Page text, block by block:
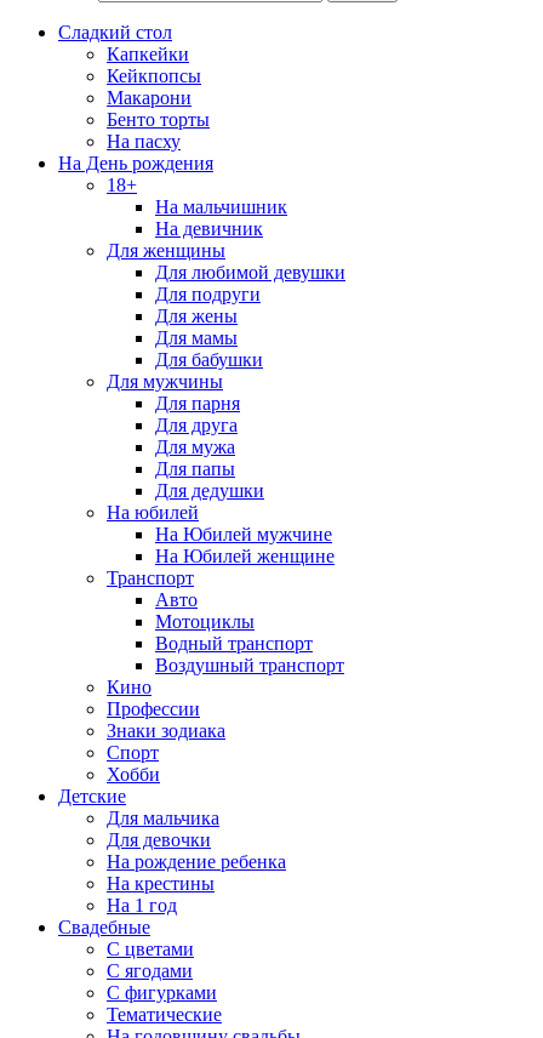
Сладкий стол
Капкейки
Кейкпопсы
Макарони
Бенто торты
На пасху
На День рождения
18+
На мальчишник
На девичник
Для женщины
Для любимой девушки
Для подруги
Для жены
Для мамы
Для бабушки
Для мужчины
Для парня
Для друга
Для мужа
Для папы
Для дедушки
На юбилей
На Юбилей мужчине
На Юбилей женщине
Транспорт
Авто
Мотоциклы
Водный транспорт
Воздушный транспорт
Кино
Профессии
Знаки зодиака
Спорт
Хобби
Детские
Для мальчика
Для девочки
На рождение ребенка
На крестины
На 1 год
Свадебные
С цветами
С ягодами
С фигурками
Тематические